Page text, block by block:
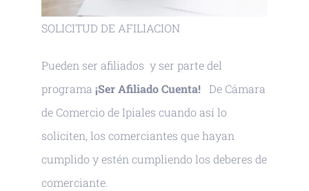
SOLICITUD DE AFILIACION
Pueden ser afiliados y ser parte del
programa ¡Ser Afiliado Cuenta! De Cámara
de Comercio de Ipiales cuando así lo
soliciten, los comerciantes que hayan
cumplido y estén cumpliendo los deberes de
comerciante.